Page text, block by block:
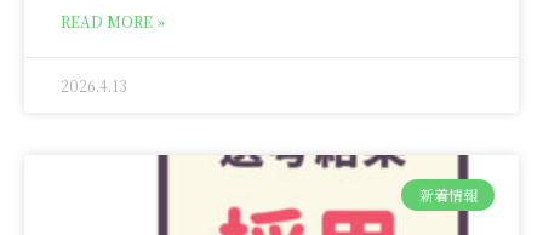
READ MORE »
2026.4.13
新着情報